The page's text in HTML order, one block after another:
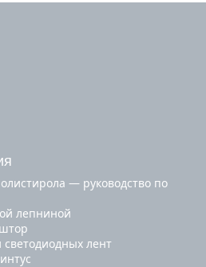
— руководство по
лепниной
лент